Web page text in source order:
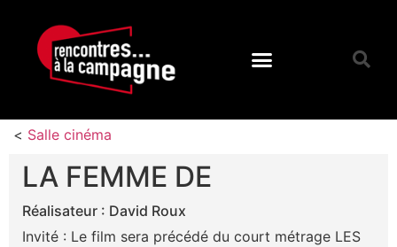
< Salle cinéma
LA FEMME DE
Réalisateur : David Roux
Invité : Le film sera précédé du court métrage LES